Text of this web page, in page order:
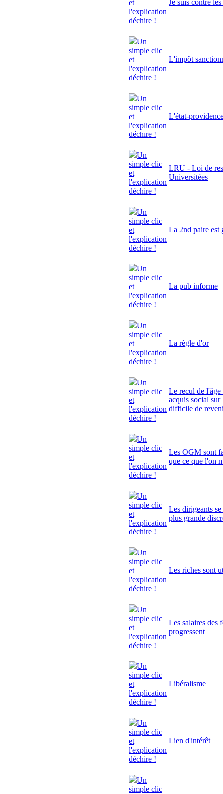
et
l'explication
déchire !
Je suis contre
Un
simple clic
et
l'explication
déchire !
L'impôt
Un
simple clic
et
l'explication
déchire !
L'état-providence
Un
simple clic
et
l'explication
déchire !
LRU - Loi de
Universitées
Un
simple clic
et
l'explication
déchire !
La 2nd paire est
Un
simple clic
et
l'explication
déchire !
La pub informe
Un
simple clic
et
l'explication
déchire !
La règle d'or
Un
simple clic
et
l'explication
déchire !
Le recul de l'âge
acquis social sur
difficile de
Un
simple clic
et
l'explication
déchire !
Les OGM sont
que ce que l'on
Un
simple clic
et
l'explication
déchire !
Les dirigeants
plus grande
Un
simple clic
et
l'explication
déchire !
Les riches sont
Un
simple clic
et
l'explication
déchire !
Les salaires des
progressent
Un
simple clic
et
l'explication
déchire !
Libéralisme
Un
simple clic
et
l'explication
déchire !
Lien d'intérêt
Un
simple clic